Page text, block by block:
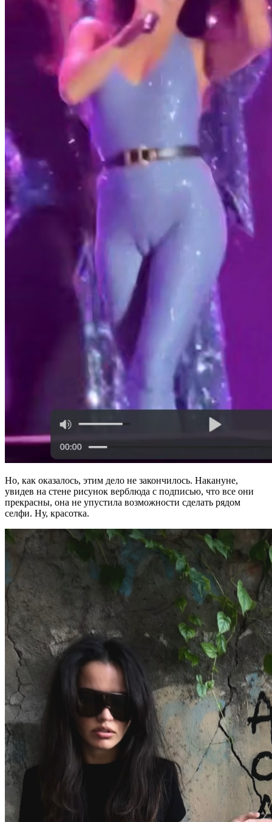
Но, как оказалось, этим дело не закончилось. Накануне,
увидев на стене рисунок верблюда с подписью, что все они
прекрасны, она не упустила возможности сделать рядом
селфи. Ну, красотка.